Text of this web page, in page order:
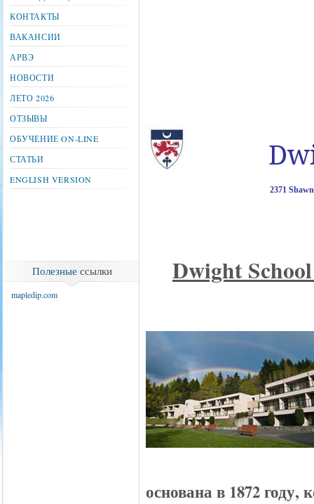
2371
DwightSchool
основана в 1872 году,
КОНТАКТЫ
ВАКАНСИИ
АРВЭ
НОВОСТИ
ЛЕТО 2026
ОТЗЫВЫ
ОБУЧЕНИЕ ON-LINE
СТАТЬИ
ENGLISH VERSION
Полезные ссылки
mapledip.com